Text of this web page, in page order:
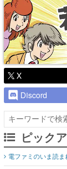
X
Discord
ピック
電ファミのいま読